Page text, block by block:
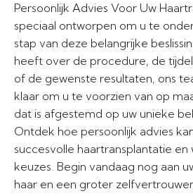
Persoonlijk Advies Voor Uw
speciaal ontworpen om u te
stap van deze belangrijke
heeft over de procedure, de
of de gewenste resultaten, ons
klaar om u te voorzien van op
dat is afgestemd op uw unieke
Ontdek hoe persoonlijk advies
succesvolle haartransplantatie en
keuzes. Begin vandaag nog aan
haar en een groter